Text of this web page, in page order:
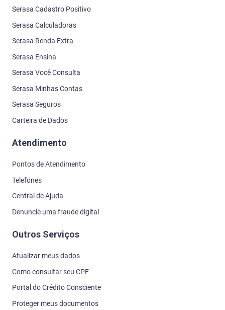
Serasa Cadastro Positivo
Serasa Calculadoras
Serasa Renda Extra
Serasa Ensina
Serasa Você Consulta
Serasa Minhas Contas
Serasa Seguros
Carteira de Dados
Atendimento
Pontos de Atendimento
Telefones
Central de Ajuda
Denuncie uma fraude digital
Outros Serviços
Atualizar meus dados
Como consultar seu CPF
Portal do Crédito Consciente
Proteger meus documentos